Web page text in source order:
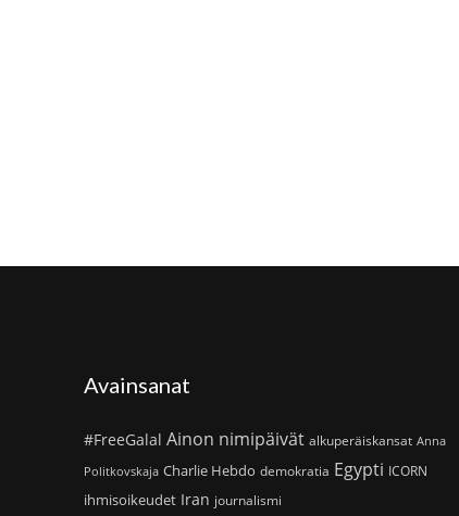
Avainsanat
#FreeGalal Ainon nimipäivät alkuperäiskansat Anna
Politkovskaja Charlie Hebdo demokratia Egypti ICORN
ihmisoikeudet Iran journalismi